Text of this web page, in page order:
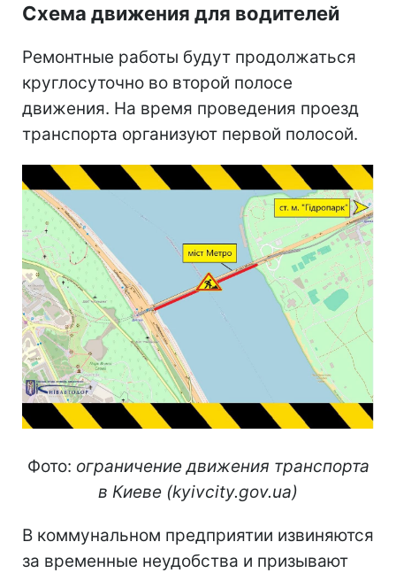
Схема движения для водителей
Ремонтные работы будут продолжаться
круглосуточно во второй полосе
движения. На время проведения проезд
транспорта организуют первой полосой.
Фото: ограничение движения транспорта
в Киеве (kyivcity.gov.ua)
В коммунальном предприятии извиняются
за временные неудобства и призывают